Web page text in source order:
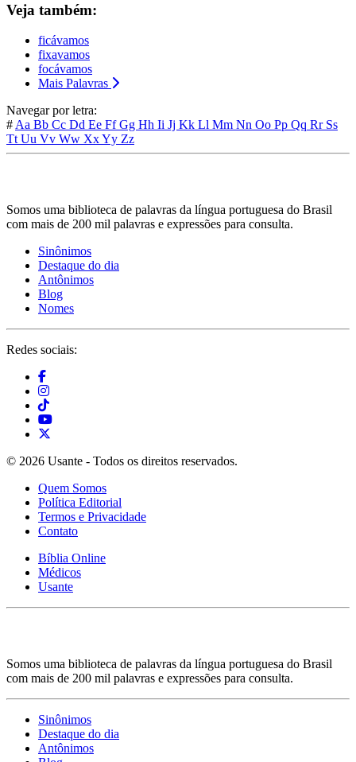
Veja também:
ficávamos
fixavamos
focávamos
Mais Palavras
Navegar por letra:
#Aa Bb Cc Dd Ee FfGg Hh Ii Jj Kk Ll Mm Nn Oo Pp Qq Rr Ss
TtUu Vv Ww XxYy Zz
Somos uma biblioteca de palavras da língua portuguesa do Brasil
com mais de 200 mil palavras e expressões para consulta.
Sinônimos
Destaque do dia
Antônimos
Blog
Nomes
Redes sociais:
© 2026 Usante - Todos os direitos reservados.
Quem Somos
Política Editorial
Termos e Privacidade
Contato
Bíblia Online
Médicos
Usante
Somos uma biblioteca de palavras da língua portuguesa do Brasil
com mais de 200 mil palavras e expressões para consulta.
Sinônimos
Destaque do dia
Antônimos